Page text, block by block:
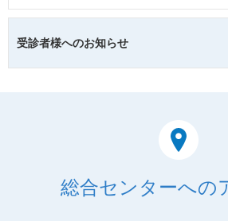
受診者様へのお知らせ
総合センターへの